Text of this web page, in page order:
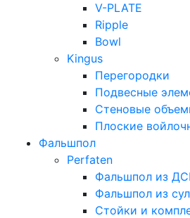
V-PLATE
Ripple
Bowl
Kingus
Перегородки
Подвесные
Стеновые
Плоские
Фальшпол
Perfaten
Фальшпол из
Фальшпол из
Стойки и